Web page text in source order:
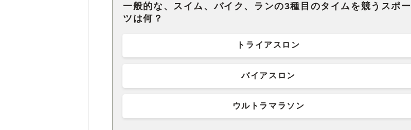
一般的な、スイム、バイク、ランの3種目のタイムを競うスポー
ツは何？
トライアスロン
バイアスロン
ウルトラマラソン